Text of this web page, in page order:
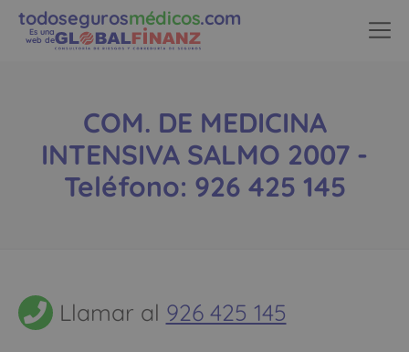
todosegurosmédicos.com
Es una
web de
COM. DE MEDICINA
INTENSIVA SALMO 2007 -
Teléfono: 926 425 145
Llamar al 926 425 145